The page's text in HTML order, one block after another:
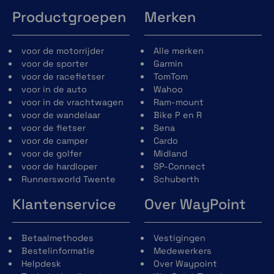
Productgroepen
voor de motorrijder
voor de sporter
voor de racefietser
voor in de auto
voor in de vrachtwagen
voor de wandelaar
voor de fietser
voor de camper
voor de golfer
voor de hardloper
Runnersworld Twente
Merken
Alle merken
Garmin
TomTom
Wahoo
Ram-mount
Bike P en R
Sena
Cardo
Midland
SP-Connect
Schuberth
Klantenservice
Betaalmethodes
Bestelinformatie
Helpdesk
Over WayPoint
Vestigingen
Medewerkers
Over Waypoint